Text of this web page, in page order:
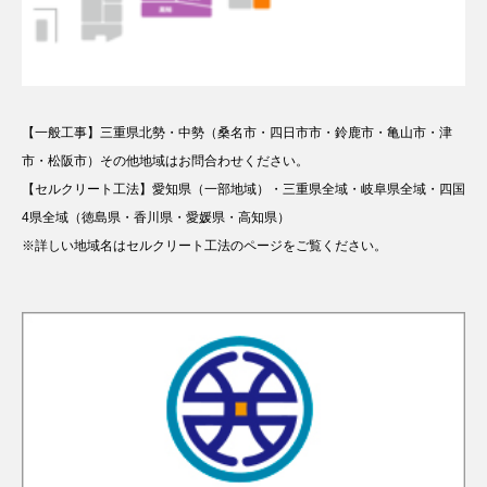
【一般工事】三重県北勢・中勢（桑名市・四日市市・鈴鹿市・亀山市・津
市・松阪市）その他地域はお問合わせください。
【セルクリート工法】愛知県（一部地域）・三重県全域・岐阜県全域・四国
4県全域（徳島県・香川県・愛媛県・高知県）
※詳しい地域名はセルクリート工法のページをご覧ください。